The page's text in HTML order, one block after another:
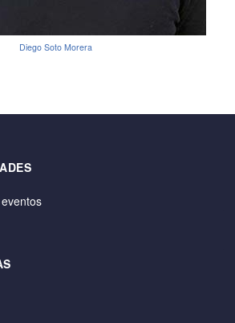
Diego Soto Morera